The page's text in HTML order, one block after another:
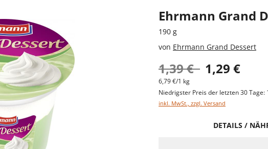
Ehrmann Grand
190 g
von Ehrmann Grand Dessert
1,39 € 1,29 €
6,79 €/1 kg
Niedrigster Preis der letzten 30 Tage:
inkl. MwSt., zzgl. Versand
DETAILS /